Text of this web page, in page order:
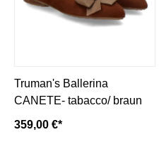
Truman's Ballerina
CANETE- tabacco/ braun
359,00 €*